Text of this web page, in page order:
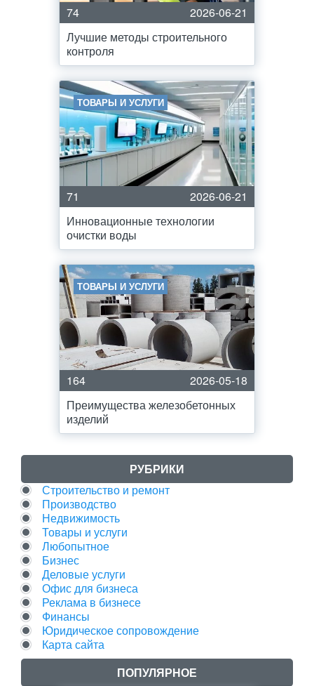
74
2026-06-21
Лучшие методы строительного
контроля
ТОВАРЫ И УСЛУГИ
71
2026-06-21
Инновационные технологии
очистки воды
ТОВАРЫ И УСЛУГИ
164
2026-05-18
Преимущества железобетонных
изделий
РУБРИКИ
Строительство и ремонт
Производство
Недвижимость
Товары и услуги
Любопытное
Бизнес
Деловые услуги
Офис для бизнеса
Реклама в бизнесе
Финансы
Юридическое сопровождение
Карта сайта
ПОПУЛЯРНОЕ